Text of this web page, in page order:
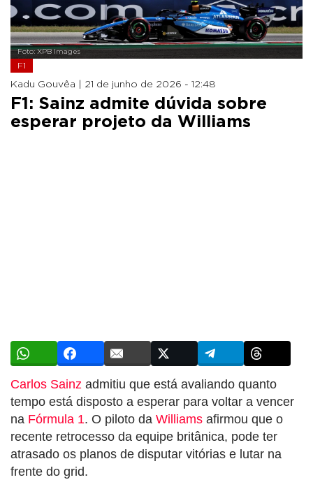
Foto: XPB Images
F1
Kadu Gouvêa | 21 de junho de 2026 - 12:48
F1: Sainz admite dúvida sobre
esperar projeto da Williams
Carlos Sainz admitiu que está avaliando quanto
tempo está disposto a esperar para voltar a vencer
na Fórmula 1. O piloto da Williams afirmou que o
recente retrocesso da equipe britânica, pode ter
atrasado os planos de disputar vitórias e lutar na
frente do grid.